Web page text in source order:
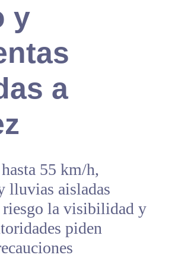
y
a
55 km/h,
lluvias aisladas
riesgo la visibilidad y
piden